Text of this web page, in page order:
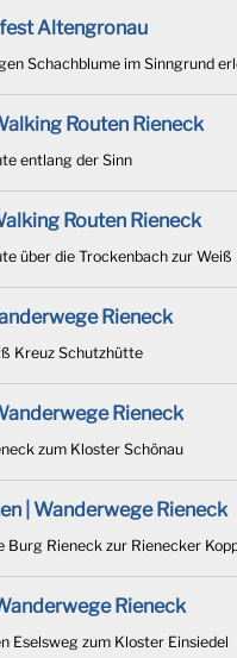
Altengronau
Schachblume im Sinngrund
Routen Rieneck
entlang der Sinn
Routen Rieneck
über die Trockenbach zur
Rieneck
Kreuz Schutzhütte
Rieneck
zum Kloster Schönau
| Wanderwege Rieneck
Burg Rieneck zur Rienecker
Rieneck
Eselsweg zum Kloster Einsiedel